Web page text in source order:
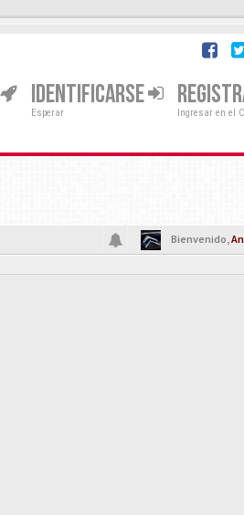
IDENTIFICARSE
Esperar Ingresar en el
Bienvenido,